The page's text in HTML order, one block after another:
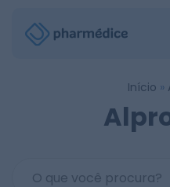
Início »